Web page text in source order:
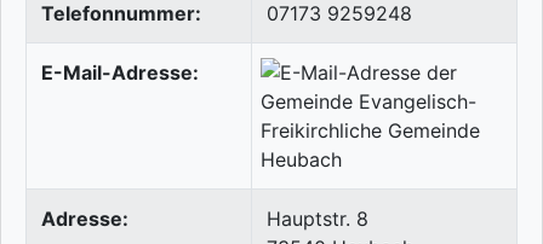
Telefonnummer: 07173 9259248
E-Mail-Adresse:
Adresse:
Hauptstr. 8